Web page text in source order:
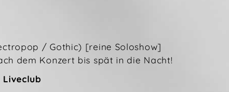
/ Gothic) [reine Soloshow]
dem Konzert bis spät in die Nacht!
Liveclub